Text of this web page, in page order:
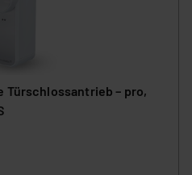
Türschlossantrieb – pro,